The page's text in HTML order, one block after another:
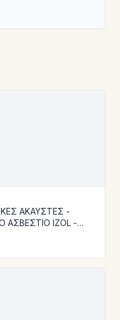
ΑΚΑΥΣΤΕΣ -
ΑΣΒΕΣΤΙΟ IZOL -